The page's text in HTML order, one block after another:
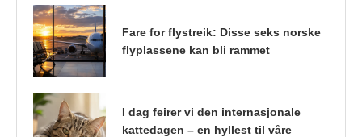
Fare for flystreik: Disse seks norske
flyplassene kan bli rammet
I dag feirer vi den internasjonale
kattedagen – en hyllest til våre